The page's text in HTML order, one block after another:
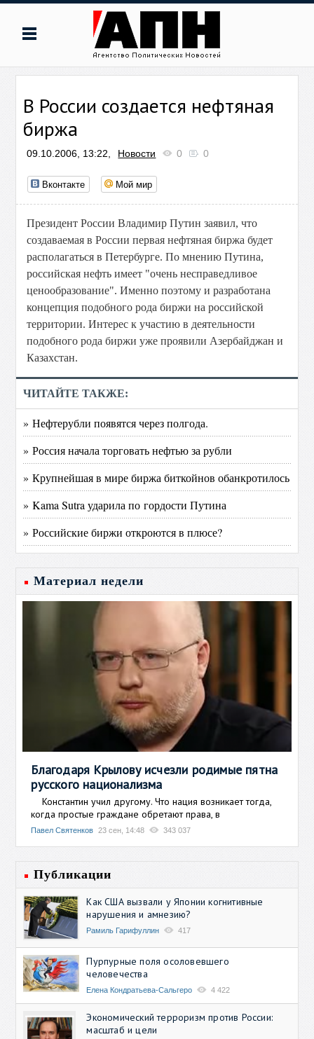
В России создается нефтяная
биржа
09.10.2006, 13:22, Новости 0 0
Вконтакте Мой мир
Президент России Владимир Путин заявил, что
создаваемая в России первая нефтяная биржа будет
располагаться в Петербурге. По мнению Путина,
российская нефть имеет "очень несправедливое
ценообразование". Именно поэтому и разработана
концепция подобного рода биржи на российской
территории. Интерес к участию в деятельности
подобного рода биржи уже проявили Азербайджан и
Казахстан.
ЧИТАЙТЕ ТАКЖЕ:
» Нефтерубли появятся через полгода.
» Россия начала торговать нефтью за рубли
» Крупнейшая в мире биржа биткойнов обанкротилось
» Kama Sutra ударила по гордости Путина
» Российские биржи откроются в плюсе?
Материал недели
Благодаря Крылову исчезли родимые пятна
русского национализма
Константин учил другому. Что нация возникает тогда,
когда простые граждане обретают права, в
Павел Святенков 23 сен, 14:48 343 037
Публикации
Как США вызвали у Японии когнитивные
нарушения и амнезию?
Рамиль Гарифуллин 417
Пурпурные поля осоловевшего
человечества
Елена Кондратьева-Сальгеро 4 422
Экономический терроризм против России:
масштаб и цели